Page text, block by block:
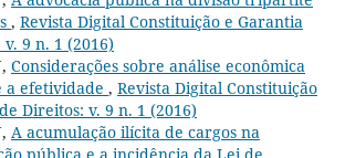
, Revista Digital Constituição e Garantia
9 n. 1 (2016)
Considerações sobre análise econômica
a efetividade , Revista Digital Constituição
Direitos: v. 9 n. 1 (2016)
A acumulação ilícita de cargos na